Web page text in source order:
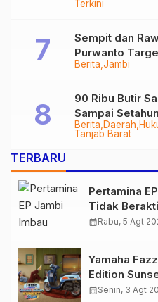
Terkini
Berita Jambi
Sempit dan
Purwanto
Tungkal-Jambi
Berita Daerah
Tanjab Barat
90 Ribu Butir
Sampai
Audit
TERBARU
Pertamina
Tidak
Migas Demi
calendar_monthRabu, 5 Agt
Yamaha
Edition
Retro
calendar_monthSenin, 3 Agt